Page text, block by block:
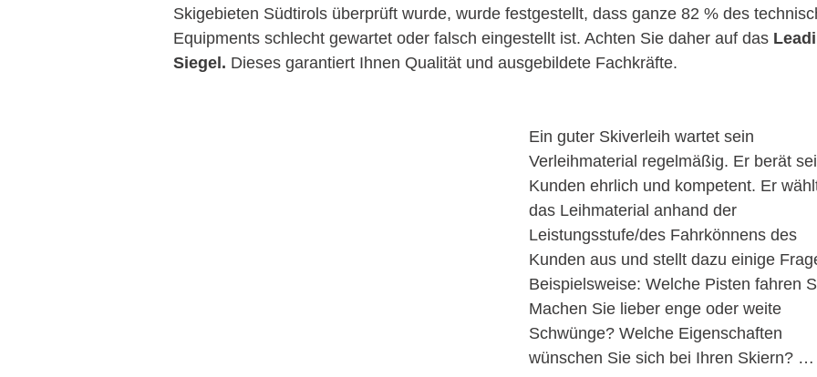
Skigebieten Südtirols überprüft wurde, wurde festgestellt, dass ganze 82 % des
Equipments schlecht gewartet oder falsch eingestellt ist. Achten Sie daher auf das
Siegel. Dieses garantiert Ihnen Qualität und ausgebildete Fachkräfte.
Ein guter Skiverleih wartet sein
Verleihmaterial regelmäßig. Er berät
Kunden ehrlich und kompetent. Er
das Leihmaterial anhand der
Leistungsstufe/des Fahrkönnens des
Kunden aus und stellt dazu einige
Beispielsweise: Welche Pisten fahren
Machen Sie lieber enge oder weite
Schwünge? Welche Eigenschaften
wünschen Sie sich bei Ihren Skiern?